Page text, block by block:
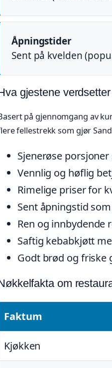
Åpningstider
Sent på kvelden
gjestene
på gjennomgang av
fellestrekk som gjør
Sjenerøse
Vennlig og høflig
Rimelige priser for
Sent åpningstid
Ren og
Saftig kebabkjøtt
Godt brød og friske
om
Faktum
Kjøkken